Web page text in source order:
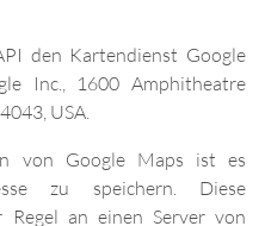
den Kartendienst Google
Inc., 1600 Amphitheatre
USA.
von Google Maps ist es
zu speichern. Diese
an einen Server von